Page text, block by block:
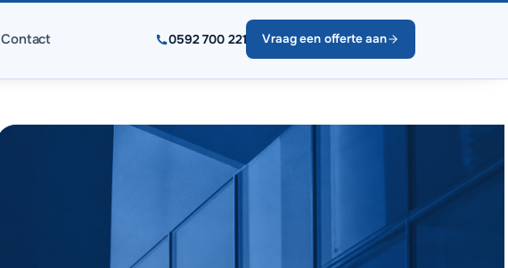
Contact 0592 700 221 Vraag een offerte aan